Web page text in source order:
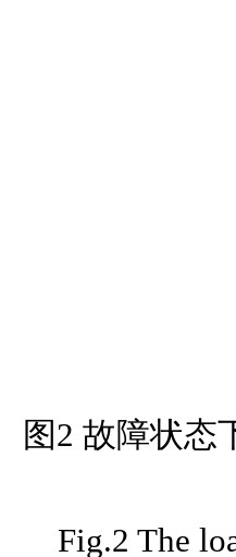
图2 故障状态
Fig.2 The